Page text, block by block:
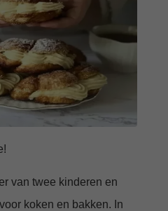
van twee kinderen en
koken en bakken. In